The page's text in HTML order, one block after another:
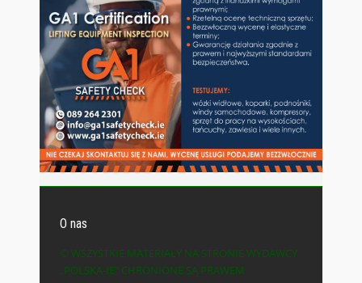
O nas
© WSZYSTKIE MATERIAŁY NA STRONIE WYDAWCY
„POLSKA-IE” CHRONIONE SĄ PRAWEM